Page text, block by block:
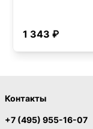
1 343 ₽
Контакты
+7 (495) 955-16-07